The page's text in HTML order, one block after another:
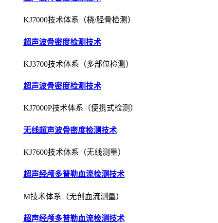
KJ7000技术体系（桡/胫骨检测）
超声波骨密度检测技术
KJ3700技术体系（多部位检测）
超声波骨密度检测技术
KJ7000P技术体系（便携式检测）
无线超声波骨密度检测技术
KJ7600技术体系（无线测量）
超声经颅多普勒血流检测技术
M技术体系（无创血流测量）
超声经颅多普勒血流检测技术